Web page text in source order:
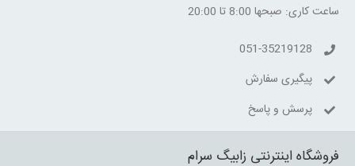
ساعت کاری: صبحها 8:00 تا 20:00
051-35219128
پیگیری سفارش
پرسش و پاسخ
فروشگاه اینترنتی زابیگ سرام